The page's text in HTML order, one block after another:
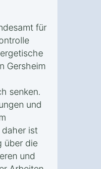
für
Gersheim
senken.
und
daher ist
über die
und